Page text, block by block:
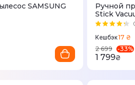
SAMSUNG
Ручной
Stick
(DX700)
Кешбэк17 ₴
2 699
-33%
1 799₴